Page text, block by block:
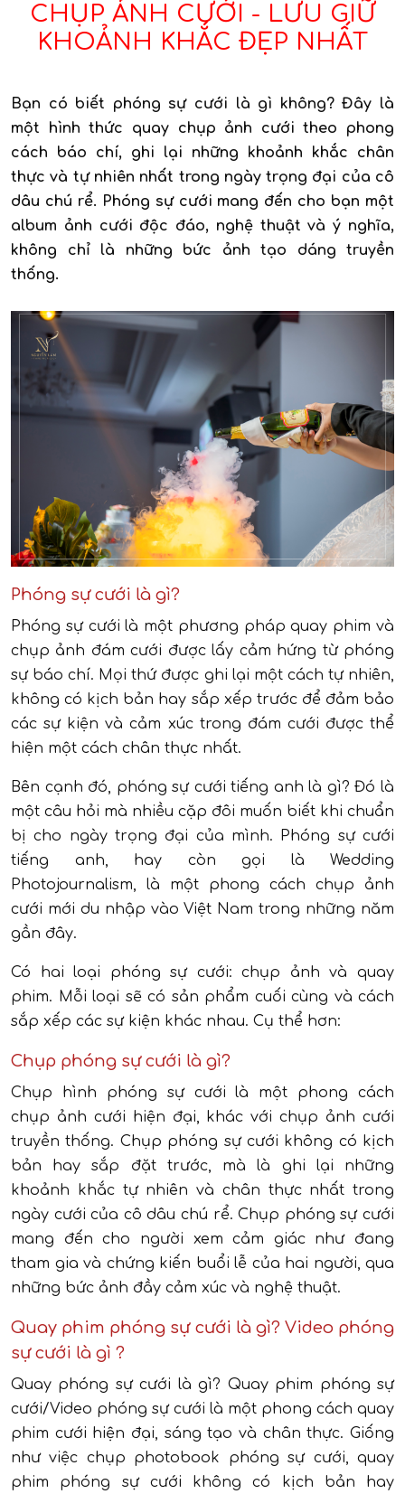
CHỤP ẢNH CƯỚI - LƯU GIỮ
KHOẢNH KHẮC ĐẸP NHẤT
Bạn có biết phóng sự cưới là gì không? Đây là
một hình thức quay chụp ảnh cưới theo phong
cách báo chí, ghi lại những khoảnh khắc chân
thực và tự nhiên nhất trong ngày trọng đại của cô
dâu chú rể. Phóng sự cưới mang đến cho bạn một
album ảnh cưới độc đáo, nghệ thuật và ý nghĩa,
không chỉ là những bức ảnh tạo dáng truyền
thống.
Phóng sự cưới là gì?
Phóng sự cưới là một phương pháp quay phim và
chụp ảnh đám cưới được lấy cảm hứng từ phóng
sự báo chí. Mọi thứ được ghi lại một cách tự nhiên,
không có kịch bản hay sắp xếp trước để đảm bảo
các sự kiện và cảm xúc trong đám cưới được thể
hiện một cách chân thực nhất.
Bên cạnh đó, phóng sự cưới tiếng anh là gì? Đó là
một câu hỏi mà nhiều cặp đôi muốn biết khi chuẩn
bị cho ngày trọng đại của mình. Phóng sự cưới
tiếng anh, hay còn gọi là Wedding
Photojournalism, là một phong cách chụp ảnh
cưới mới du nhập vào Việt Nam trong những năm
gần đây.
Có hai loại phóng sự cưới: chụp ảnh và quay
phim. Mỗi loại sẽ có sản phẩm cuối cùng và cách
sắp xếp các sự kiện khác nhau. Cụ thể hơn:
Chụp phóng sự cưới là gì?
Chụp hình phóng sự cưới là một phong cách
chụp ảnh cưới hiện đại, khác với chụp ảnh cưới
truyền thống. Chụp phóng sự cưới không có kịch
bản hay sắp đặt trước, mà là ghi lại những
khoảnh khắc tự nhiên và chân thực nhất trong
ngày cưới của cô dâu chú rể. Chụp phóng sự cưới
mang đến cho người xem cảm giác như đang
tham gia và chứng kiến buổi lễ của hai người, qua
những bức ảnh đầy cảm xúc và nghệ thuật.
Quay phim phóng sự cưới là gì? Video phóng
sự cưới là gì ?
Quay phóng sự cưới là gì? Quay phim phóng sự
cưới/Video phóng sự cưới là một phong cách quay
phim cưới hiện đại, sáng tạo và chân thực. Giống
như việc chụp photobook phóng sự cưới, quay
phim phóng sự cưới không có kịch bản hay